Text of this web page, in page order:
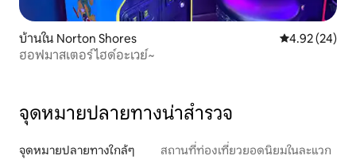
บ้านใน Norton Shores คะแนนเฉลี่ย
4.92 (24)
ฮอฟมาสเตอร์ไฮด์อะเวย์~
จุดหมายปลายทางน่าสำรวจ
จุดหมายปลายทางใกล้ๆ สถานที่ท่องเที่ยวยอดนิยมในละแวก